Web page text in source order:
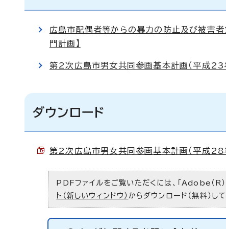
広島市配偶者等からの暴力の防止及び被害
門計画】
第2次広島市男女共同参画基本計画（平成23
ダウンロード
第2次広島市男女共同参画基本計画（平成
PDFファイルをご覧いただくには、「Adobe（R
ト（新しいウィンドウ） からダウンロード（無料）し